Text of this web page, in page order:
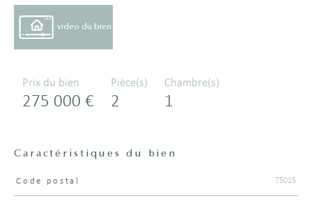
video du bien
Prix du bien
275 000 €
Pièce(s)
2
Chambre(s)
1
Caractéristiques du bien
Caractéristiques
Code postal 75015